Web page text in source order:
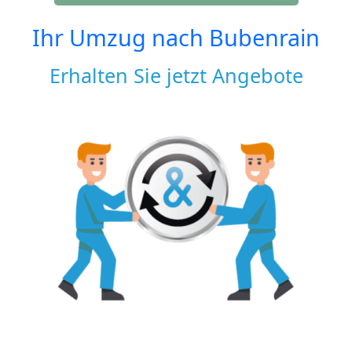
Ihr Umzug nach Bubenrain
Erhalten Sie jetzt Angebote